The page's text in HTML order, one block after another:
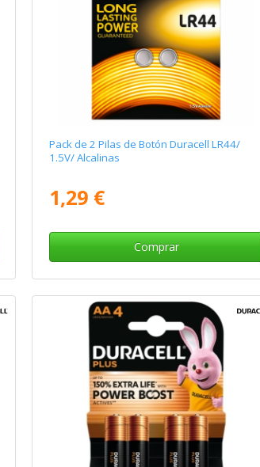
Pack de 2 Pilas de Botón Duracell LR44/
1.5V/ Alcalinas
1,29 €
Comprar